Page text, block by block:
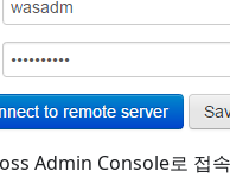
Admin Console로 접